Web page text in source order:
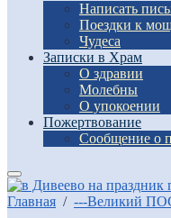
Написать
Поездки к
Чудеса
Записки в Храм
О здравии
Молебны
О упокоении
Пожертвование
Сообщение о
Главная / ---Великий